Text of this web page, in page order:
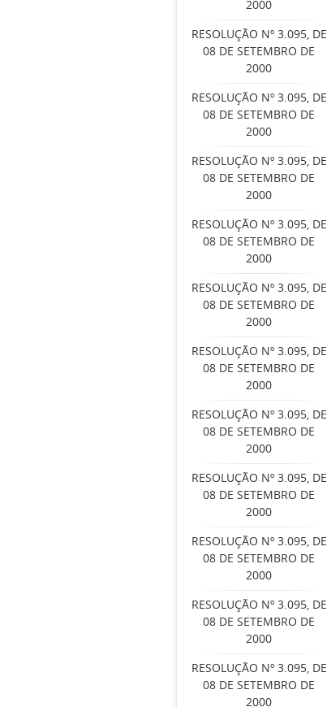
2000
RESOLUÇÃO Nº 3.095, DE
08 DE SETEMBRO DE
2000
RESOLUÇÃO Nº 3.095, DE
08 DE SETEMBRO DE
2000
RESOLUÇÃO Nº 3.095, DE
08 DE SETEMBRO DE
2000
RESOLUÇÃO Nº 3.095, DE
08 DE SETEMBRO DE
2000
RESOLUÇÃO Nº 3.095, DE
08 DE SETEMBRO DE
2000
RESOLUÇÃO Nº 3.095, DE
08 DE SETEMBRO DE
2000
RESOLUÇÃO Nº 3.095, DE
08 DE SETEMBRO DE
2000
RESOLUÇÃO Nº 3.095, DE
08 DE SETEMBRO DE
2000
RESOLUÇÃO Nº 3.095, DE
08 DE SETEMBRO DE
2000
RESOLUÇÃO Nº 3.095, DE
08 DE SETEMBRO DE
2000
RESOLUÇÃO Nº 3.095, DE
08 DE SETEMBRO DE
2000